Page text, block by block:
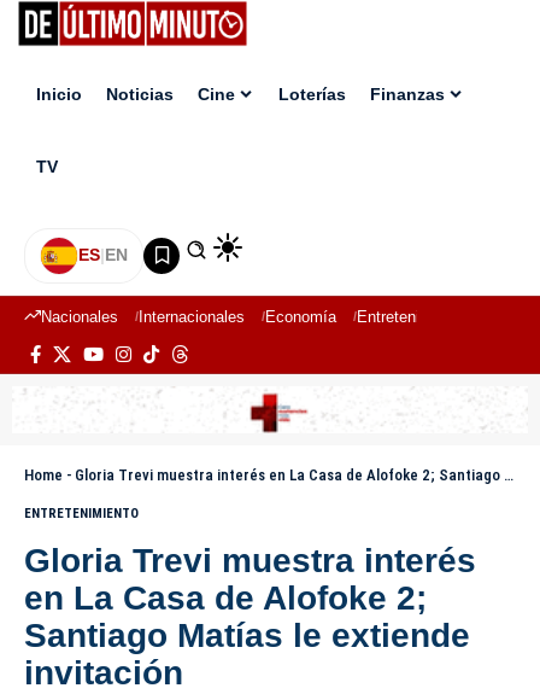
Inicio Noticias Cine Loterías Finanzas
TV
ES|EN
Nacionales Internacionales Economía Entretenimiento
Home - Gloria Trevi muestra interés en La Casa de Alofoke 2; Santiago Matías le extiende invitación
ENTRETENIMIENTO
Gloria Trevi muestra interés
en La Casa de Alofoke 2;
Santiago Matías le extiende
invitación